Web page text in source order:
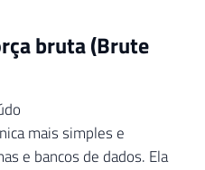
bruta (Brute
mais simples e
e bancos de dados. Ela